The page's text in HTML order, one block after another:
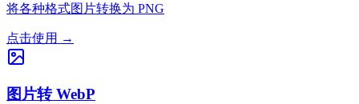
将各种格式图片转换为 PNG
点击使用 →
图片转 WebP